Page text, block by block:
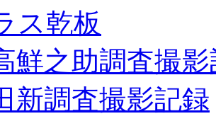
ス乾板
鮮之助調査撮
新調査撮影記録